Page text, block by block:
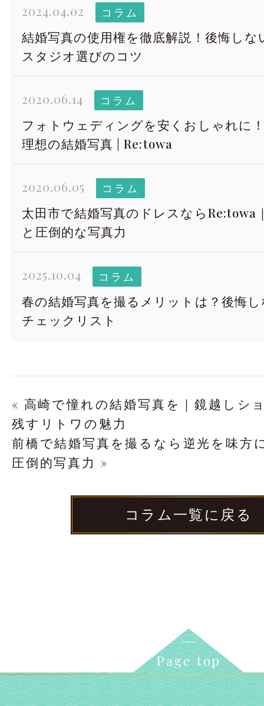
2024.04.02 コラム
結婚写真の使用権を徹底解説！後悔しな
スタジオ選びのコツ
2020.06.14 コラム
フォトウェディングを安くおしゃれに
理想の結婚写真 | Re:towa
2020.06.05 コラム
太田市で結婚写真のドレスならRe:towa
と圧倒的な写真力
2025.10.04 コラム
春の結婚写真を撮るメリットは？後悔
チェックリスト
« 高崎で憧れの結婚写真を｜鏡越しシ
残すリトワの魅力
前橋で結婚写真を撮るなら逆光を味方
圧倒的写真力 »
コラム一覧に戻る
Page top